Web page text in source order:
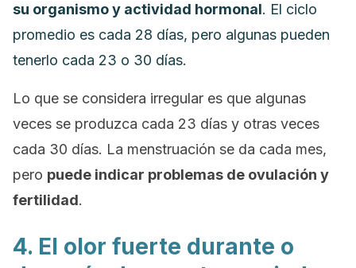
su organismo y actividad hormonal. El ciclo
promedio es cada 28 días, pero algunas pueden
tenerlo cada 23 o 30 días.
Lo que se considera irregular es que algunas
veces se produzca cada 23 días y otras veces
cada 30 días. La menstruación se da cada mes,
pero puede indicar problemas de ovulación y
fertilidad.
4. El olor fuerte durante o